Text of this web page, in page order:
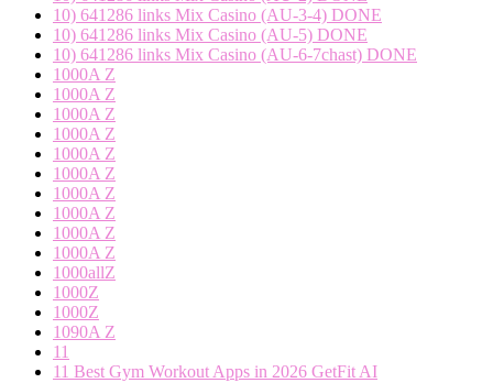
10) 641286 links Mix Casino (AU-3-4) DONE
10) 641286 links Mix Casino (AU-5) DONE
10) 641286 links Mix Casino (AU-6-7chast) DONE
1000A Z
1000A Z
1000A Z
1000A Z
1000A Z
1000A Z
1000A Z
1000A Z
1000A Z
1000A Z
1000allZ
1000Z
1000Z
1090A Z
11
11 Best Gym Workout Apps in 2026 GetFit AI